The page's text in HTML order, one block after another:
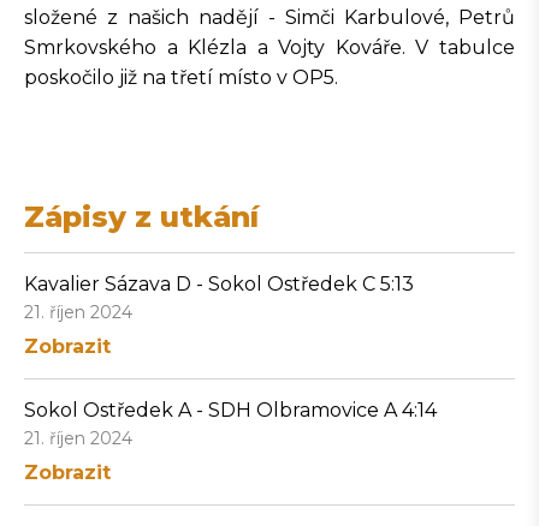
složené z našich nadějí - Simči Karbulové, Petrů
Smrkovského a Klézla a Vojty Kováře. V tabulce
poskočilo již na třetí místo v OP5.
Zápisy z utkání
Kavalier Sázava D - Sokol Ostředek C 5:13
21. říjen 2024
Zobrazit
Sokol Ostředek A - SDH Olbramovice A 4:14
21. říjen 2024
Zobrazit